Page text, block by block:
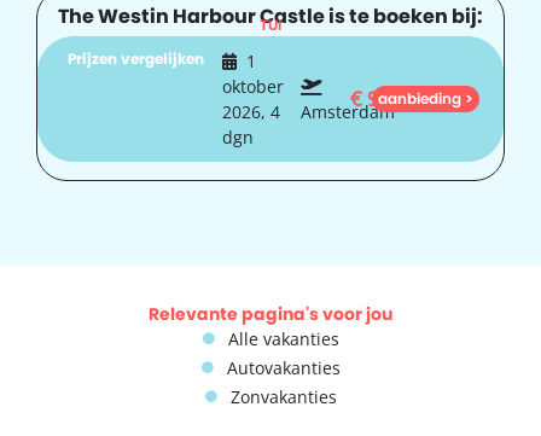
The Westin Harbour Castle is te boeken bij:
TUI
Prijzen vergelijken
1
oktober
2026, 4
dgn
Amsterdam
€967
aanbieding >
Relevante pagina's voor jou
Alle vakanties
Autovakanties
Zonvakanties